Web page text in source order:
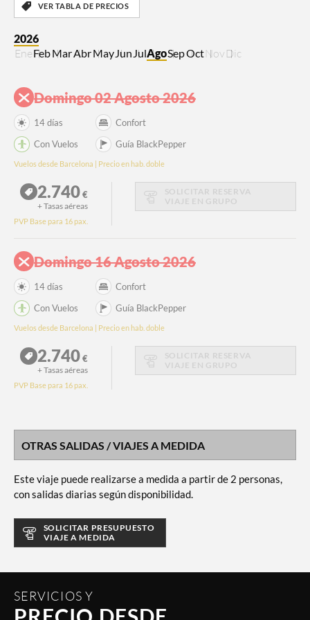
2026
EneFebMarAbrMayJun JulAgoSepOctNov Dic
VER TABLA DE PRECIOS
Domingo 02 Agosto 2026
14 días
Confort
Con Vuelos
Guía BlackPepper
Vuelos desde Barcelona | Precio en hab. doble
2.740€
+ Tasas aéreas
PVP Base para 16 pax.
SOLICITAR RESERVA
VIAJE EN GRUPO
Domingo 16 Agosto 2026
14 días
Confort
Con Vuelos
Guía BlackPepper
Vuelos desde Barcelona | Precio en hab. doble
2.740€
+ Tasas aéreas
PVP Base para 16 pax.
SOLICITAR RESERVA
VIAJE EN GRUPO
OTRAS SALIDAS / VIAJES A MEDIDA
Este viaje puede realizarse a medida a partir de 2 personas,
con salidas diarias según disponibilidad.
SOLICITAR PRESUPUESTO
VIAJE A MEDIDA
SERVICIOS Y